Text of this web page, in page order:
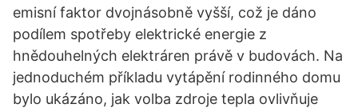
emisní faktor dvojnásobně vyšší, což je dáno
podílem spotřeby elektrické energie z
hnědouhelných elektráren právě v budovách. Na
jednoduchém příkladu vytápění rodinného domu
bylo ukázáno, jak volba zdroje tepla ovlivňuje